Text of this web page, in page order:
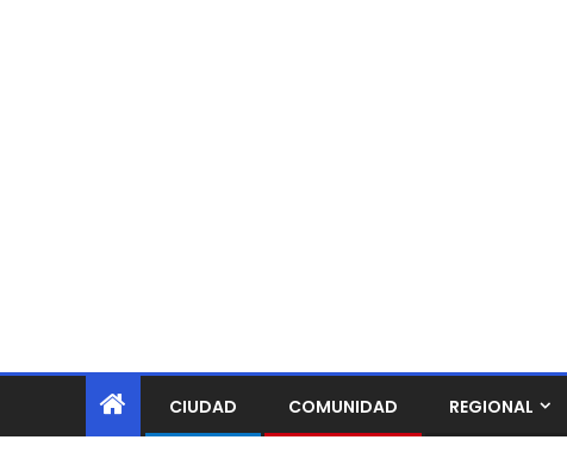
CIUDAD COMUNIDAD REGIONAL